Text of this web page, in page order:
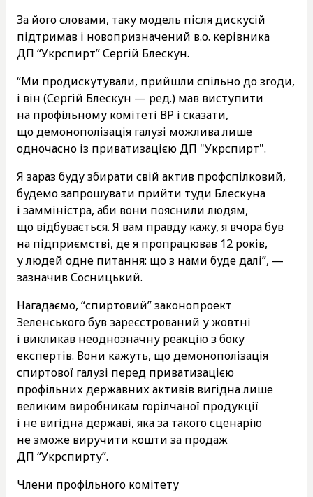
За його словами, таку модель після дискусій
підтримав і новопризначений в.о. керівника
ДП “Укрспирт” Сергій Блескун.
“Ми продискутували, прийшли спільно до згоди,
і він (Сергій Блескун — ред.) мав виступити
на профільному комітеті ВР і сказати,
що демонополізація галузі можлива лише
одночасно із приватизацією ДП "Укрспирт".
Я зараз буду збирати свій актив профспілковий,
будемо запрошувати прийти туди Блескуна
і замміністра, аби вони пояснили людям,
що відбувається. Я вам правду кажу, я вчора був
на підприємстві, де я пропрацював 12 років,
у людей одне питання: що з нами буде далі”, —
зазначив Сосницький.
Нагадаємо, “спиртовий” законопроект
Зеленського був зареєстрований у жовтні
і викликав неоднозначну реакцію з боку
експертів. Вони кажуть, що демонополізація
спиртової галузі перед приватизацією
профільних державних активів вигідна лише
великим виробникам горілчаної продукції
і не вигідна державі, яка за такого сценарію
не зможе виручити кошти за продаж
ДП “Укрспирту”.
Члени профільного комітету